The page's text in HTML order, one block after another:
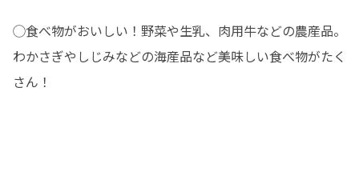
◯食べ物がおいしい！野菜や生乳、肉用牛などの農産品。
わかさぎやしじみなどの海産品など美味しい食べ物がたく
さん！